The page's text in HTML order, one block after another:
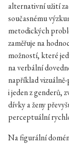
alternativní užití
současnému
metodických
zaměřuje na
možností, které
na verbální
například
i jeden z genderů,
dívky a ženy
perceptuální
Na figurální